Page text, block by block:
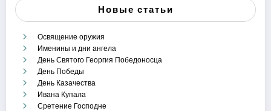
Новые статьи
Освящение оружия
Именины и дни ангела
День Святого Георгия Победоносца
День Победы
День Казачества
Ивана Купала
Сретение Господне